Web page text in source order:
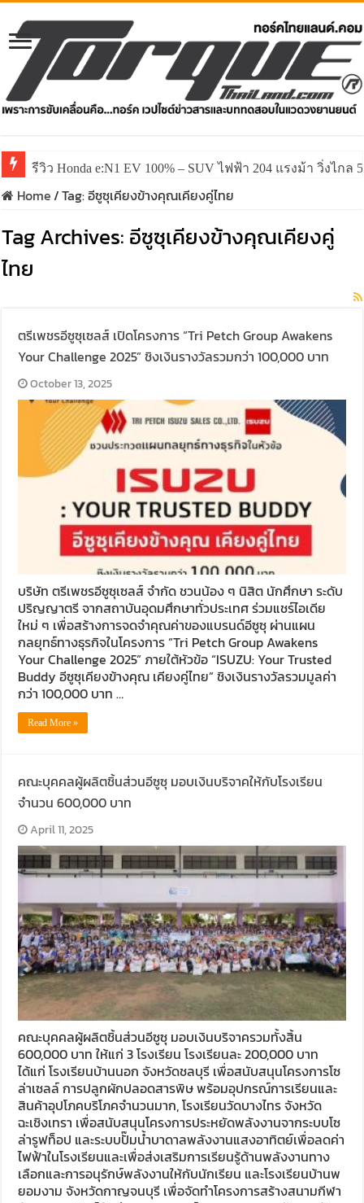
รีวิว Honda e:N1 EV 100% – SUV ไฟฟ้า 204 แรงม้า วิ่งไกล
Home/Tag:อีซูซุเคียงข้างคุณเคียงคู่ไทย
Tag Archives: อีซูซุเคียงข้างคุณเคียงคู่
ไทย
ตรีเพชรอีซูซุเซลส์ เปิดโครงการ “Tri Petch Group Awakens
Your Challenge 2025” ชิงเงินรางวัลรวมกว่า 100,000 บาท
October 13, 2025
บริษัท ตรีเพชรอีซูซุเซลส์ จำกัด ชวนน้อง ๆ นิสิต นักศึกษา ระดับ
ปริญญาตรี จากสถาบันอุดมศึกษาทั่วประเทศ ร่วมแชร์ไอเดีย
ใหม่ ๆ เพื่อสร้างการจดจำคุณค่าของแบรนด์อีซูซุ ผ่านแผน
กลยุทธ์ทางธุรกิจในโครงการ “Tri Petch Group Awakens
Your Challenge 2025” ภายใต้หัวข้อ “ISUZU: Your Trusted
Buddy อีซูซุเคียงข้างคุณ เคียงคู่ไทย” ชิงเงินรางวัลรวมมูลค่า
กว่า 100,000 บาท …
Read More »
คณะบุคคลผู้ผลิตชิ้นส่วนอีซูซุ มอบเงินบริจาคให้กับโรงเรียน
จำนวน 600,000 บาท
April 11, 2025
คณะบุคคลผู้ผลิตชิ้นส่วนอีซูซุ มอบเงินบริจาครวมทั้งสิ้น
600,000 บาท ให้แก่ 3 โรงเรียน โรงเรียนละ 200,000 บาท
ได้แก่ โรงเรียนบ้านนอก จังหวัดชลบุรี เพื่อสนับสนุนโครงการโซ
ล่าเซลล์ การปลูกผักปลอดสารพิษ พร้อมอุปกรณ์การเรียนและ
สินค้าอุปโภคบริโภคจำนวนมาก, โรงเรียนวัดบางไทร จังหวัด
ฉะเชิงเทรา เพื่อสนับสนุนโครงการประหยัดพลังงานจากระบบโซ
ล่ารูฟท็อป และระบบปั๊มน้ำบาดาลพลังงานแสงอาทิตย์เพื่อลดค่า
ไฟฟ้าในโรงเรียนและเพื่อส่งเสริมการเรียนรู้ด้านพลังงานทาง
เลือกและการอนุรักษ์พลังงานให้กับนักเรียน และโรงเรียนบ้านพ
ยอมงาม จังหวัดกาญจนบุรี เพื่อจัดทำโครงการสร้างสนามกีฬา